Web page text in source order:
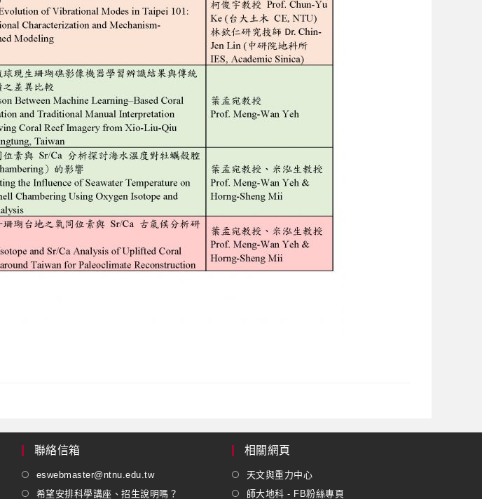
聯絡信箱
eswebmaster@ntnu.edu.tw
希望安排科學講座、招生說明嗎？
相關網頁
天文與重力中心
師大地科 - FB粉絲專頁